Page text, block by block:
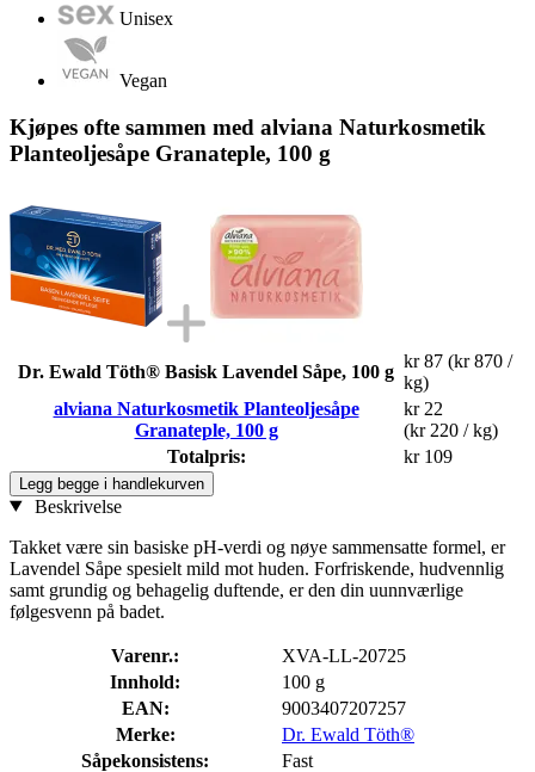
Unisex
Vegan
Kjøpes ofte sammen med alviana Naturkosmetik
Planteoljesåpe Granateple, 100 g
Dr. Ewald Töth® Basisk Lavendel Såpe, 100 g
kr 87 (kr 870 /
kg)
alviana Naturkosmetik Planteoljesåpe
Granateple, 100 g
kr 22
(kr 220 / kg)
Totalpris:
kr 109
Legg begge i handlekurven
Beskrivelse
Takket være sin basiske pH-verdi og nøye sammensatte formel, er
Lavendel Såpe spesielt mild mot huden. Forfriskende, hudvennlig
samt grundig og behagelig duftende, er den din uunnværlige
følgesvenn på badet.
Varenr.:
XVA-LL-20725
Innhold:
100 g
EAN:
9003407207257
Merke:
Dr. Ewald Töth®
Såpekonsistens:
Fast